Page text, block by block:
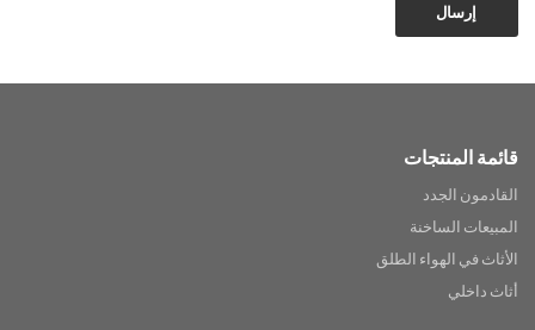
إرسال
قائمة المنتجات
القادمون الجدد
المبيعات الساخنة
الأثاث في الهواء الطلق
أثاث داخلي